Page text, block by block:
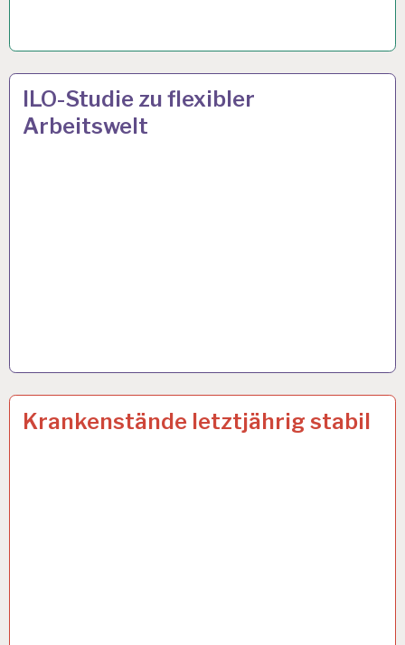
4-
TAGE-
WOCHE…
ILO-Studie zu flexibler
Arbeitswelt
9 JAN. 2023
12-
STUNDEN-
Krankenstände letztjährig stabil
28 DEZ. 2022